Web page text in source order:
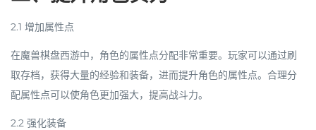
2.1 增加属性点
在魔兽棋盘西游中，角色的属性点分配非常重要。玩家可以通过刷
取存档，获得大量的经验和装备，进而提升角色的属性点。合理分
配属性点可以使角色更加强大，提高战斗力。
2.2 强化装备